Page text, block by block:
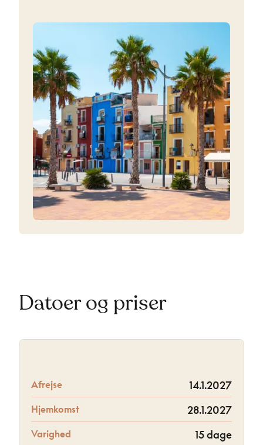
Datoer og priser
Afrejse 14.1.2027
Hjemkomst 28.1.2027
Varighed 15 dage